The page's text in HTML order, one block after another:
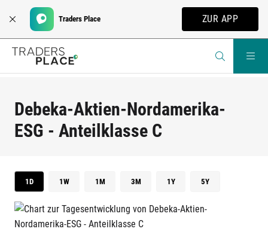
Traders Place ZUR APP
Debeka-Aktien-Nordamerika-
ESG - Anteilklasse C
1D 1W 1M 3M 1Y 5Y